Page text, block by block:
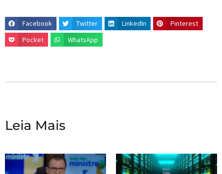
Facebook Twitter LinkedIn
Pinterest
Pocket
WhatsApp
Leia Mais